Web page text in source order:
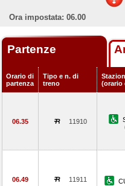
Ora impostata: 06.00
Partenze
Orario di
partenza
Tipo e n. di
treno
(orario
06.35 11910
06.49 11911